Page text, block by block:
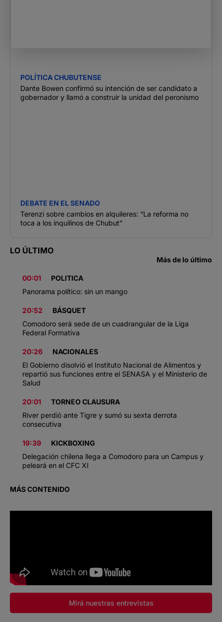
POLÍTICA CHUBUTENSE
Dante Bowen confirmó su intención de ser candidato a
gobernador y llamó a construir la unidad del peronismo
DEBATE EN EL SENADO
Terenzi sobre cambios en alquileres: “La reforma no
toca a los inquilinos de Chubut”
LO ÚLTIMO
Más de lo último
00:01
POLITICA
Panorama político: sin un mango
20:52
BÁSQUET
Comodoro será sede de un cuadrangular de la Liga
Federal Formativa
20:26
NACIONALES
El Gobierno disolvió el Instituto Nacional de Alimentos y
repartió sus funciones entre el SENASA y el Ministerio de
Salud
20:01
TORNEO CLAUSURA
River perdió ante Tigre y sumó su sexta derrota
consecutiva
19:39
KICKBOXING
Delegación chilena llega a Comodoro para un Campus y
peleará en el CFC XI
MÁS CONTENIDO
Mirá nuestras entrevistas